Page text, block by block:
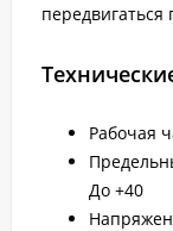
Рабочая
До +40